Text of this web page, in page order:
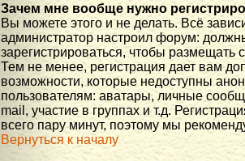
Зачем мне вообще нужно
Вы можете этого и не делать. Всё
администратор настроил форум:
зарегистрироваться, чтобы размещать
Тем не менее, регистрация дает вам
возможности, которые недоступны
пользователям: аватары, личные
mail, участие в группах и т.д.
всего пару минут, поэтому мы
Вернуться к началу